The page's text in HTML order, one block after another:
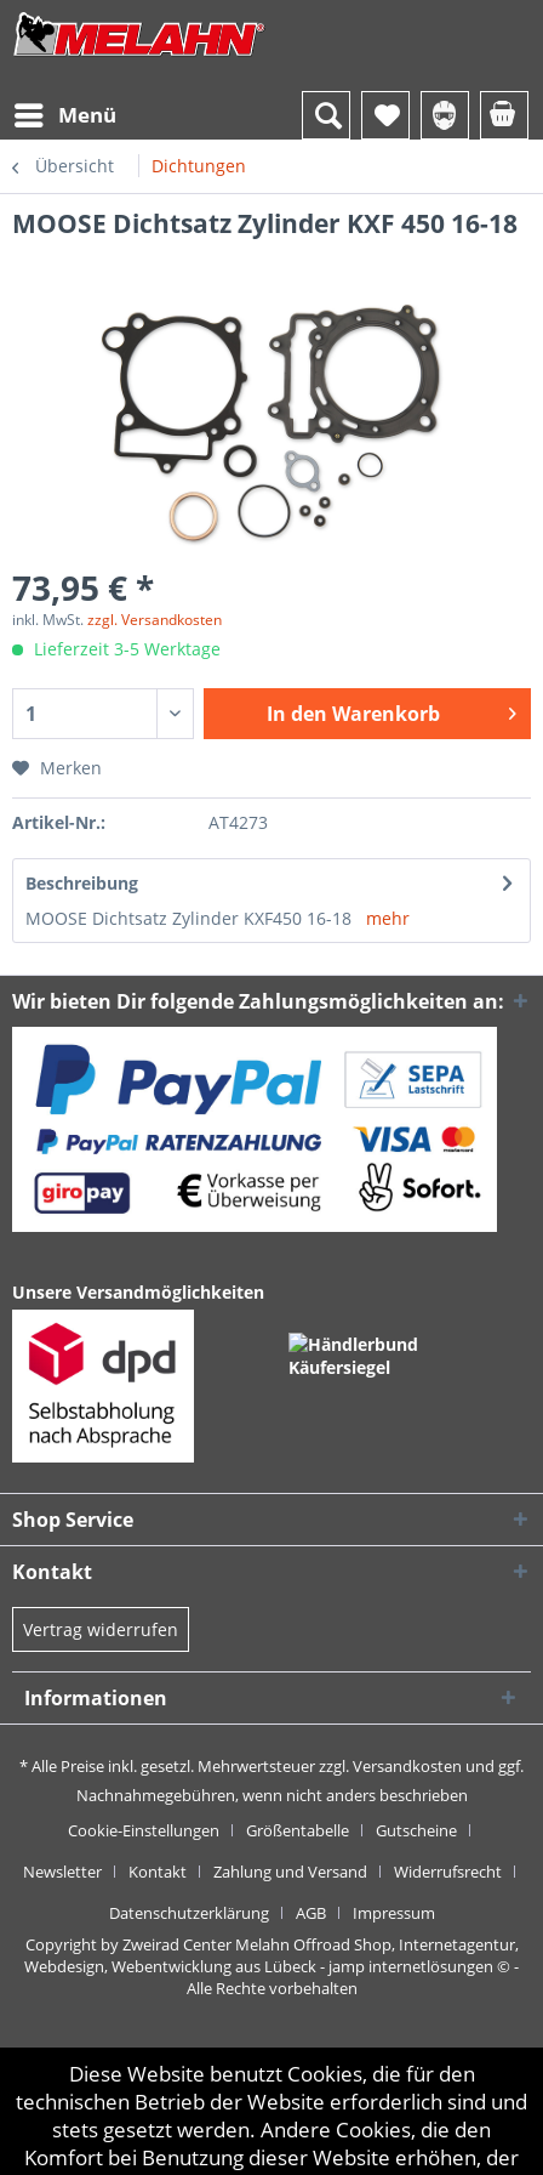
Menü
Übersicht Dichtungen
MOOSE Dichtsatz Zylinder KXF 450 16-18
73,95 € *
inkl. MwSt.zzgl. Versandkosten
Lieferzeit 3-5 Werktage
In den Warenkorb
Merken
Artikel-Nr.: AT4273
Beschreibung
MOOSE Dichtsatz Zylinder KXF450 16-18 mehr
Wir bieten Dir folgende Zahlungsmöglichkeiten an:
Unsere Versandmöglichkeiten
Shop Service
Kontakt
Vertrag widerrufen
Informationen
* Alle Preise inkl. gesetzl. Mehrwertsteuer zzgl.Versandkosten und ggf.
Nachnahmegebühren, wenn nicht anders beschrieben
Cookie-Einstellungen
Größentabelle
Gutscheine
Newsletter
Kontakt Zahlung und Versand
Widerrufsrecht
Datenschutzerklärung
AGB
Impressum
Copyright by Zweirad Center Melahn Offroad Shop, Internetagentur,
Webdesign, Webentwicklung aus Lübeck - jamp internetlösungen © -
Alle Rechte vorbehalten
Diese Website benutzt Cookies, die für den
technischen Betrieb der Website erforderlich sind und
stets gesetzt werden. Andere Cookies, die den
Komfort bei Benutzung dieser Website erhöhen, der